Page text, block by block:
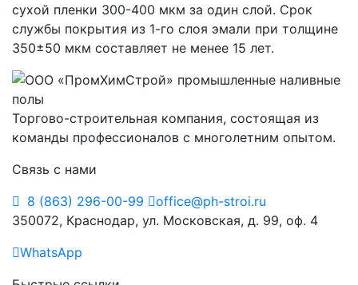
сухой пленки 300-400 мкм за один слой. Срок
службы покрытия из 1-го слоя эмали при толщине
350±50 мкм составляет не менее 15 лет.
Торгово-строительная компания, состоящая из
команды профессионалов с многолетним опытом.
Связь с нами
8 (863) 296-00-99
office@ph-stroi.ru
350072, Краснодар, ул. Московская, д. 99, оф. 4
WhatsApp